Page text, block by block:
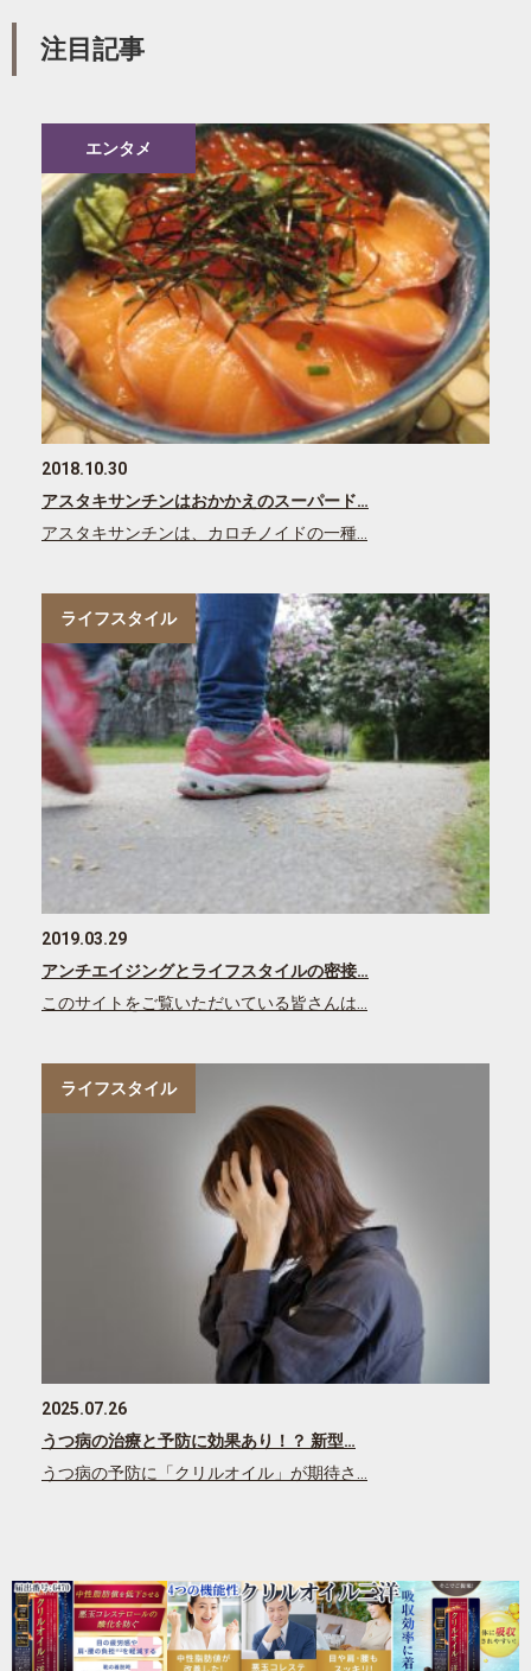
注目記事
エンタメ
2018.10.30
アスタキサンチンはおかかえのスーパード…
アスタキサンチンは、カロチノイドの一種…
ライフスタイル
2019.03.29
アンチエイジングとライフスタイルの密接…
このサイトをご覧いただいている皆さんは…
ライフスタイル
2025.07.26
うつ病の治療と予防に効果あり！？ 新型…
うつ病の予防に「クリルオイル」が期待さ…